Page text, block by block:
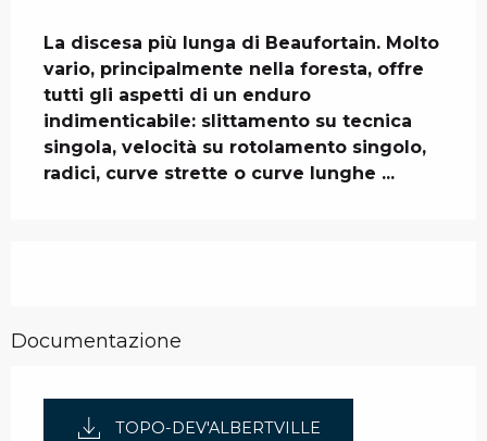
La discesa più lunga di Beaufortain. Molto
vario, principalmente nella foresta, offre
tutti gli aspetti di un enduro
indimenticabile: slittamento su tecnica
singola, velocità su rotolamento singolo,
radici, curve strette o curve lunghe ...
Documentazione
TOPO-DEV'ALBERTVILLE